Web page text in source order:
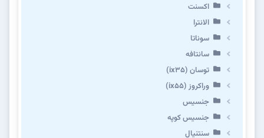
اکسنت
الانترا
سوناتا
سانتافه
توسان (ix35)
وراکروز (ix55)
جنسیس
جنسیس کوپه
سنتنیال